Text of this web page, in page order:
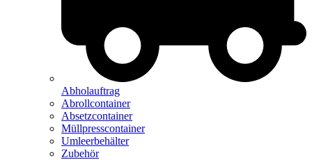
Abholauftrag
Abrollcontainer
Absetzcontainer
Müllpresscontainer
Umleerbehälter
Zubehör